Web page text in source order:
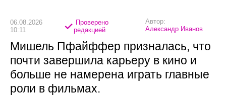
06.08.2026
10:11
Проверено
редакцией
Автор:
Александр Иванов
Мишель Пфайффер призналась, что
почти завершила карьеру в кино и
больше не намерена играть главные
роли в фильмах.